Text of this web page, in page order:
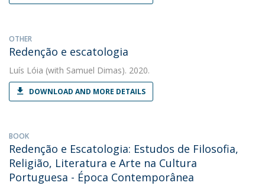
OTHER
Redenção e escatologia
Luís Lóia (with Samuel Dimas). 2020.
DOWNLOAD AND MORE DETAILS
BOOK
Redenção e Escatologia: Estudos de Filosofia,
Religião, Literatura e Arte na Cultura
Portuguesa - Época Contemporânea